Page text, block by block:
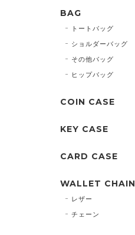
BAG
トートバッグ
ショルダーバッグ
その他バッグ
ヒップバッグ
COIN CASE
KEY CASE
CARD CASE
WALLET CHAIN
レザー
チェーン